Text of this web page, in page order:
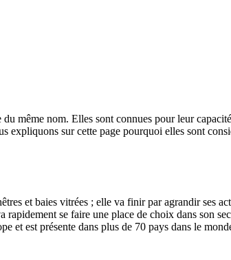
même nom. Elles sont connues pour leur
expliquons sur cette page pourquoi elles sont
et baies vitrées ; elle va finir par agrandir ses
se faire une place de choix dans son
et est présente dans plus de 70 pays dans le